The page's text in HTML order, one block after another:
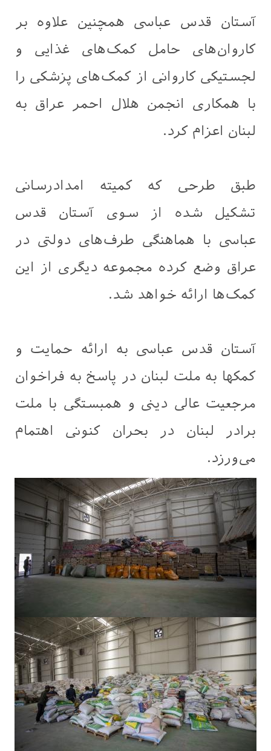
آستان قدس عباسی همچنین علاوه بر
کاروان‌های حامل کمک‌های غذایی و
لجستیکی کاروانی از کمک‌های پزشکی را
با همکاری انجمن هلال احمر عراق به
لبنان اعزام کرد.
طبق طرحی که کمیته امدادرسانی
تشکیل شده از سوی آستان قدس
عباسی با هماهنگی طرف‌های دولتی در
عراق وضع کرده مجموعه دیگری از این
کمک‌ها ارائه خواهد شد.
آستان قدس عباسی به ارائه حمایت و
کمکها به ملت لبنان در پاسخ به فراخوان
مرجعیت عالی دینی و همبستگی با ملت
برادر لبنان در بحران کنونی اهتمام
می‌ورزد.